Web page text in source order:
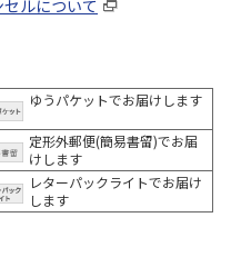
ルについて
ゆうパケットでお届けします
定形外郵便(簡易書留)でお届
けします
レターパックライトでお届け
します